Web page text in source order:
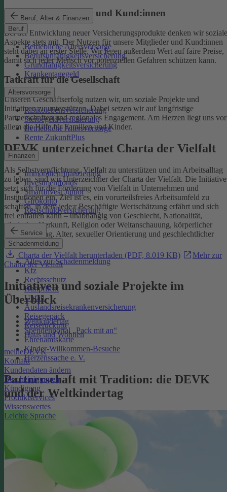
Beruf, Alter & Finanzen
Beruf
Betriebliche Altersvorsorge
Berufsunfähigkeitsversicherung
Grundfähigkeitsversicherung
Krankentagegeld
Altersvorsorge
Risikolebensversicherung
Sterbegeldversicherung
Betriebliche Altersvorsorge
Rente ZukunftPlus
Finanzen
Immobilienfinanzierung
Investmentfonds
SmartInvest Junior
Girokonto
Restschuldversicherung
Service
Schadenmeldung
Alles zur Schadenmeldung
Kfz
Rechtsschutz
Haftpflicht
Unfall
Auslandsreisekrankenversicherung
Reisegepäck
Reiserücktritt
Haus und Wohnen
meineDEVK
Kontakt
Kundendaten ändern
Bescheinigungen
Kündigung
Produktservices
Wissenswertes
Leichte Sprache
Begeisterte Mitglieder und Kund:innen
Bei der Entwicklung neuer Versicherungsprodukte denken wir soziale
Aspekte stets mit. Der Nutzen für unsere Mitglieder und Kund:innen
steht dabei an erster Stelle.Wir legen außerdem Wert auf faire Preise,
damit sich jeder Mensch vor potenziellen Gefahren schützen kann.
Tatkraft für die Gesellschaft
Unseren Geschäftserfolg nutzen wir, um soziale Projekte und
Initiativen zu unterstützen. Dabei setzen wir auf langfristige
Partnerschaften und regionales Engagement. Am Herzen liegt uns vor
allem die Hilfe für Familien und Kinder.
DEVK unterzeichnet Charta der Vielfalt
Als Selbstverpflichtung, Vielfalt zu unterstützen und im Arbeitsalltag
zu leben, sind wir Unterzeichner der Charta der Vielfalt. Die Initiative
setzt sich für die Förderung von Vielfalt in Unternehmen und
Institutionen ein.Ziel ist es, ein vorurteilsfreies Arbeitsumfeld zu
schaffen, in dem jede:r Beschäftigte Wertschätzung erfährt und sich
frei entfalten kann – unabhängig von Geschlecht, Nationalität,
ethnischer Herkunft, Religion oder Weltanschauung, körperlicher
Einschränkung, Alter, sexueller Orientierung und geschlechtlicher
Identität.
Charta der Vielfalt herunterladen (PDF, 8.019 KB)
Mehr zur
Charta der Vielfalt
Initiativen und soziale Projekte im
Überblick
Weltkindertag
Spendenportal „Pack mit an“
Ehrenamtskarte
Kinder-Willkommen-Besuche
Herzenssache e. V.
Partnerschaft mit Tradition: die DEVK
und der Weltkindertag